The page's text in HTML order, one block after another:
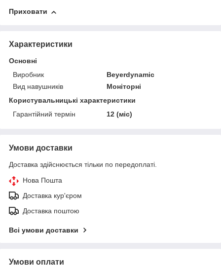
Приховати
Характеристики
Основні
Виробник
Beyerdynamic
Вид навушників
Моніторні
Користувальницькі характеристики
Гарантійний термін
12 (міс)
Умови доставки
Доставка здійснюється тільки по передоплаті.
Нова Пошта
Доставка кур'єром
Доставка поштою
Всі умови доставки
Умови оплати